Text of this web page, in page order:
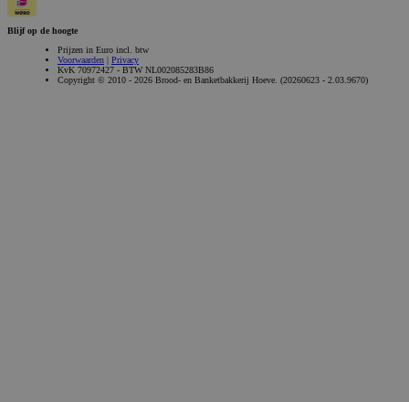
Blijf op de hoogte
Prijzen in Euro incl. btw
Voorwaarden | Privacy
KvK 70972427 - BTW NL002085283B86
Copyright © 2010 - 2026 Brood- en Banketbakkerij Hoeve. (20260623 - 2.03.9670)